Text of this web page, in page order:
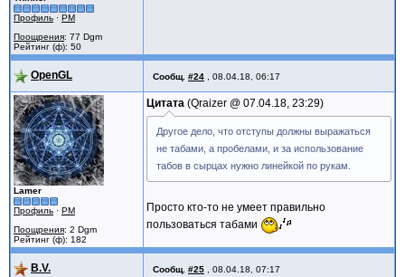
Профиль · PM
Поощрения: 77 Dgm
Рейтинг (ф): 50
OpenGL Сообщ. #24 08.04.18, 06:17
Lamer
Профиль · PM
Поощрения: 2 Dgm
Рейтинг (ф): 182
Цитата Qraizer @ 07.04.18, 23:29
Другое дело, что отступы должны выражаться
не табами, а пробелами, и за использование
табов в сырцах нужно линейкой по рукам.
Просто кто-то не умеет правильно
пользоваться табами
B.V. Сообщ. #25 08.04.18, 07:17